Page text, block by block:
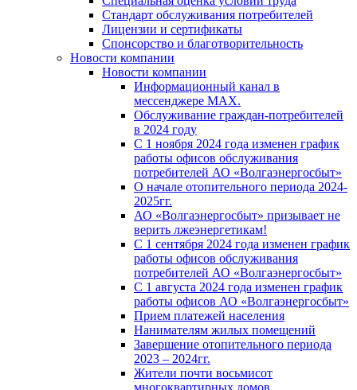
Стандарт обслуживания потребителей
Лицензии и сертификаты
Спонсорство и благотворительность
Новости компании
Новости компании
Информационный канал в
мессенджере MAX.
Обслуживание граждан-потребителей
в 2024 году
С 1 ноября 2024 года изменен график
работы офисов обслуживания
потребителей АО «Волгаэнергосбыт»
О начале отопительного периода 2024-
2025гг.
АО «Волгаэнергосбыт» призывает не
верить лжеэнергетикам!
С 1 сентября 2024 года изменен график
работы офисов обслуживания
потребителей АО «Волгаэнергосбыт»
С 1 августа 2024 года изменен график
работы офисов АО «Волгаэнергосбыт»
Прием платежей населения
Нанимателям жилых помещений
Завершение отопительного периода
2023 – 2024гг.
Жители почти восьмисот